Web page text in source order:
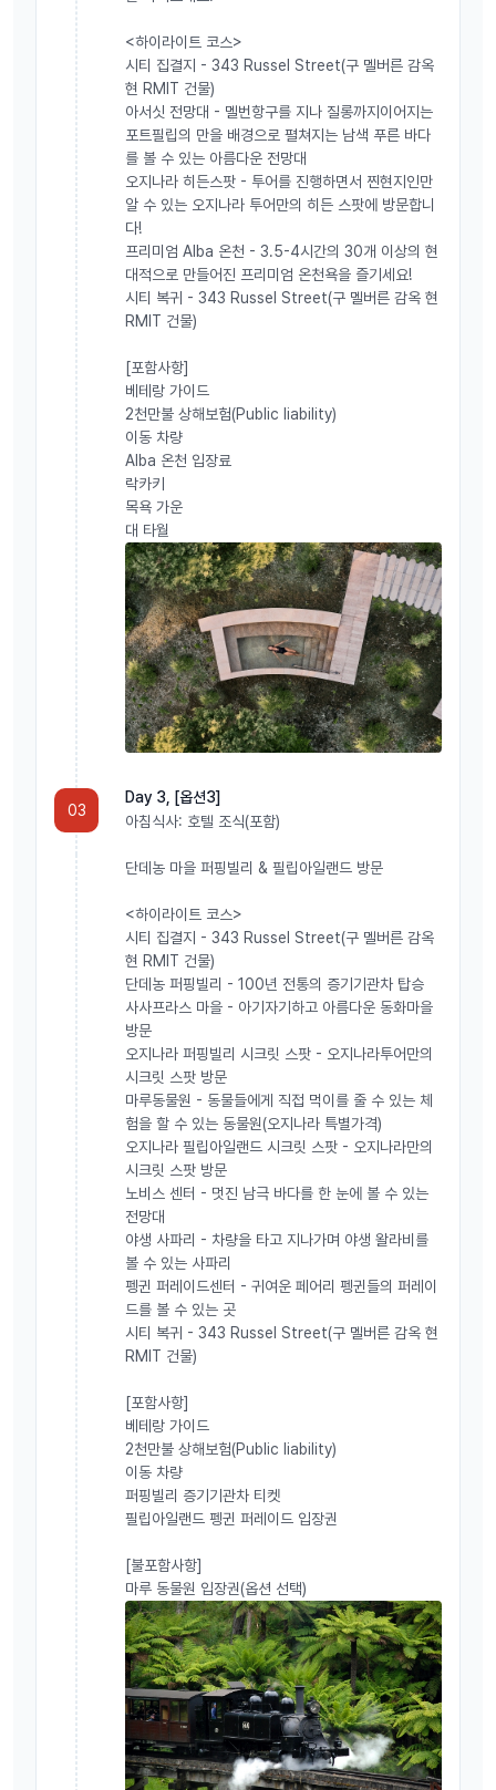
<하이라이트 코스>
시티 집결지 - 343 Russel Street(구 멜버른 감옥
현 RMIT 건물)
아서싯 전망대 - 멜번항구를 지나 질롱까지이어지는
포트필립의 만을 배경으로 펼쳐지는 남색 푸른 바다
를 볼 수 있는 아름다운 전망대
오지나라 히든스팟 - 투어를 진행하면서 찐현지인만
알 수 있는 오지나라 투어만의 히든 스팟에 방문합니
다!
프리미엄 Alba 온천 - 3.5-4시간의 30개 이상의 현
대적으로 만들어진 프리미엄 온천욕을 즐기세요!
시티 복귀 - 343 Russel Street(구 멜버른 감옥 현
RMIT 건물)
[포함사항]
베테랑 가이드
2천만불 상해보험(Public liability)
이동 차량
Alba 온천 입장료
락카키
목욕 가운
대 타월
03
Day 3, [옵션3]
아침식사: 호텔 조식(포함)
단데농 마을 퍼핑빌리 & 필립아일랜드 방문
<하이라이트 코스>
시티 집결지 - 343 Russel Street(구 멜버른 감옥
현 RMIT 건물)
단데농 퍼핑빌리 - 100년 전통의 증기기관차 탑승
사사프라스 마을 - 아기자기하고 아름다운 동화마을
방문
오지나라 퍼핑빌리 시크릿 스팟 - 오지나라투어만의
시크릿 스팟 방문
마루동물원 - 동물들에게 직접 먹이를 줄 수 있는 체
험을 할 수 있는 동물원(오지나라 특별가격)
오지나라 필립아일랜드 시크릿 스팟 - 오지나라만의
시크릿 스팟 방문
노비스 센터 - 멋진 남극 바다를 한 눈에 볼 수 있는
전망대
야생 사파리 - 차량을 타고 지나가며 야생 왈라비를
볼 수 있는 사파리
펭귄 퍼레이드센터 - 귀여운 페어리 펭귄들의 퍼레이
드를 볼 수 있는 곳
시티 복귀 - 343 Russel Street(구 멜버른 감옥 현
RMIT 건물)
[포함사항]
베테랑 가이드
2천만불 상해보험(Public liability)
이동 차량
퍼핑빌리 증기기관차 티켓
필립아일랜드 펭귄 퍼레이드 입장권
[불포함사항]
마루 동물원 입장권(옵션 선택)